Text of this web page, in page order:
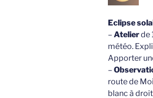
Eclipse
– Atelierde
météo.
Apporter
–
route de
blanc à